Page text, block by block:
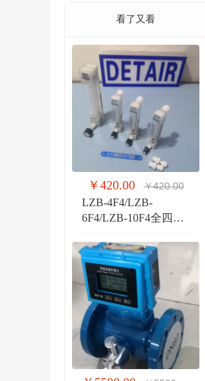
看了又看
￥420.00 ￥420.00
LZB-4F4/LZB-
6F4/LZB-10F4全四氟
气体玻璃管PVDF流量
计